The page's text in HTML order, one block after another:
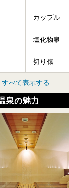
カップル
塩化物泉
切り傷
すべて表示する
泉の魅力